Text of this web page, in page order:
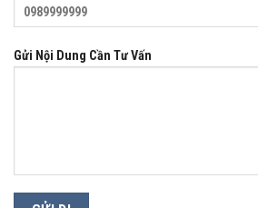
Gửi Nội Dung Cần Tư Vấn